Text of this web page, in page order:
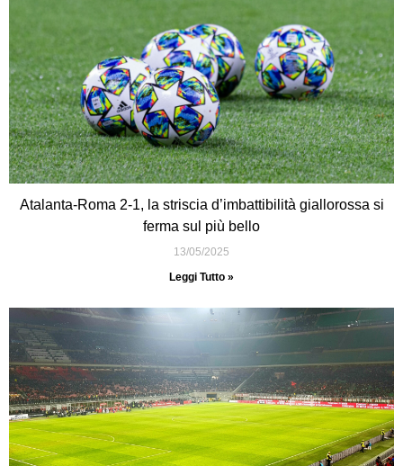
Atalanta-Roma 2-1, la striscia d’imbattibilità giallorossa si
ferma sul più bello
13/05/2025
Leggi Tutto »